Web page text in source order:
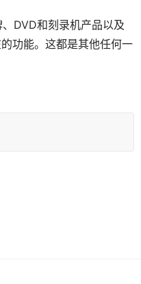
DVD和刻录机产品以及
功能。这都是其他任何一